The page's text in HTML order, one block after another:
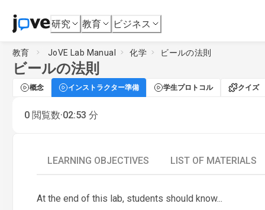
研究 教育 ビジネス
教育 JoVE Lab Manual 化学 ビールの法則
ビールの法則
概念 インストラクター準備 学生プロトコル クイズ
0 閲覧数·02:53 分
LEARNING OBJECTIVES LIST OF MATERIALS
At the end of this lab, students should know...